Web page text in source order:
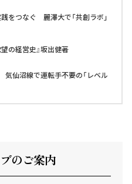
をつなぐ 麗澤大で「共創ラボ」
の経営史』坂出健著
仙沼線で運転手不要の「レベル
ブのご案内